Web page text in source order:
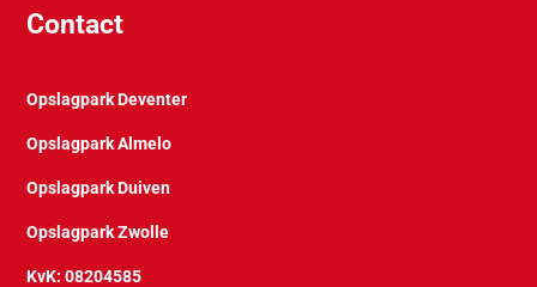
Contact
Opslagpark Deventer
Opslagpark Almelo
Opslagpark Duiven
Opslagpark Zwolle
KvK: 08204585